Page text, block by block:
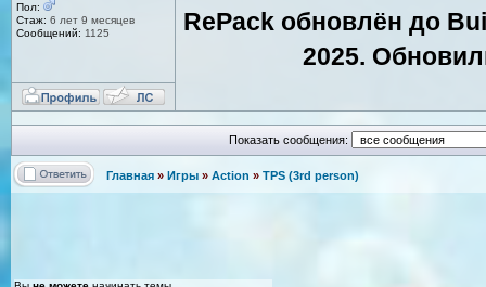
Пол:
Стаж: 6 лет 9 месяцев
Сообщений: 1125
RePack обновлён до
2025.
Показать сообщения:
Главная » Игры » Action » TPS (3rd person)